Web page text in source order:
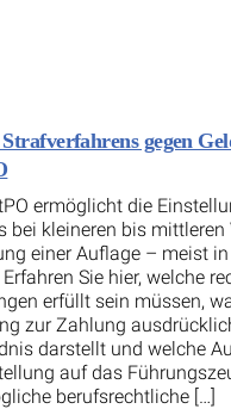
gegen
ermöglicht die
bei kleineren bis mittleren
einer Auflage – meist
Sie hier, welche
erfüllt sein müssen,
zur Zahlung
darstellt und welche
auf das
berufsrechtliche […]